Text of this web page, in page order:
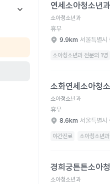
연세소아청소년
소아청소년과
휴무
9.9km 서울특별시
소아청소년과 전문의 1명
소화연세소아청
소아청소년과
휴무
8.6km 서울특별시
야간진료 소아청소년
경희궁튼튼소아
소아청소년과